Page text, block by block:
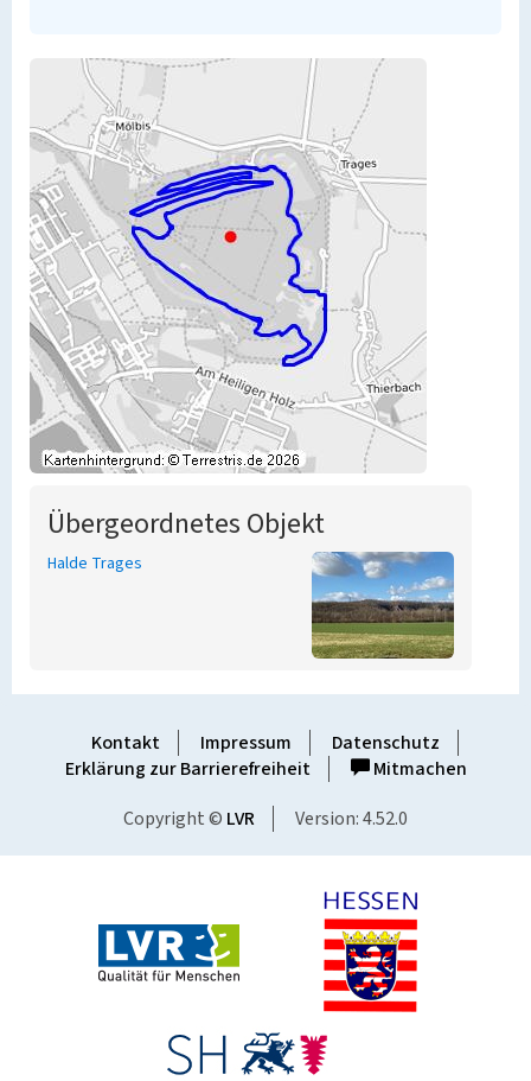
Übergeordnetes Objekt
Halde Trages
Kontakt Impressum
Datenschutz
Erklärung zur Barrierefreiheit
Mitmachen
Copyright © LVR Version: 4.52.0